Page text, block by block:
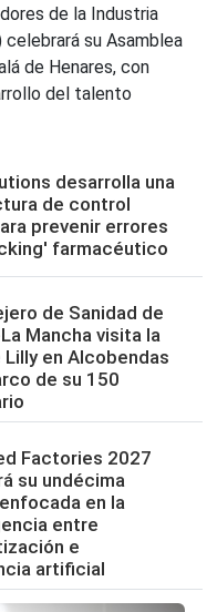
de la Industria
su Asamblea
de Henares, con
del talento
desarrolla una
de control
prevenir errores
farmacéutico
de Sanidad de
Mancha visita la
en Alcobendas
de su 150
Factories 2027
su undécima
en la
entre
e
artificial